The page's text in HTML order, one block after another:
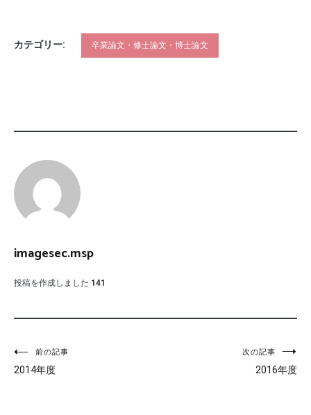
カテゴリー: 卒業論文・修士論文・博士論文
imagesec.msp
投稿を作成しました 141
投
稿
前の記事
2014年度
次の記事
2016年度